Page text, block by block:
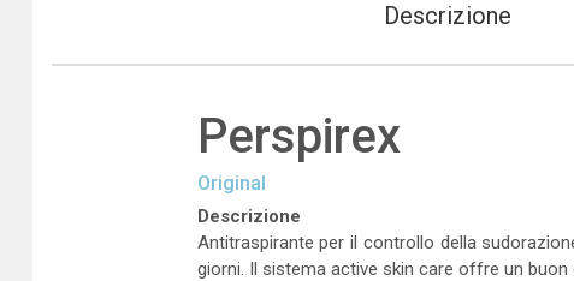
Descrizione
Perspirex
Original
Descrizione
Antitraspirante per il controllo della
giorni. Il sistema active skin care offre un